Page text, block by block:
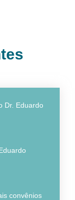
Dr. Eduardo
convênios